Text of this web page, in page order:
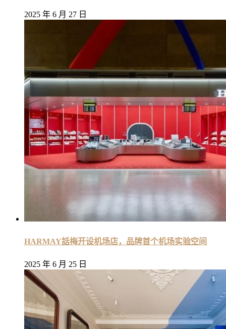
2025 年 6 月 27 日
HARMAY話梅开设机场店，品牌首个机场实验空间
2025 年 6 月 25 日